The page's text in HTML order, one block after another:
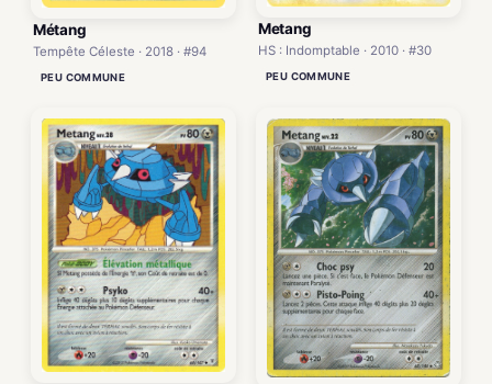
Métang
Tempête Céleste · 2018 · #94
PEU COMMUNE
Metang
HS : Indomptable · 2010 · #30
PEU COMMUNE